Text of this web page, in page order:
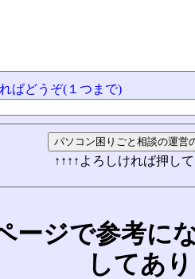
ばどうぞ(１つまで)
↑↑↑↑よろしければ押し
ージで参考に
してあ